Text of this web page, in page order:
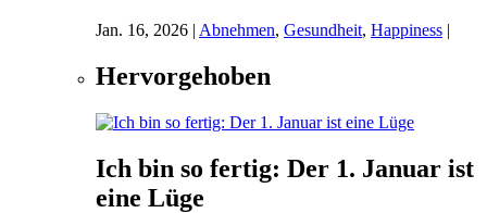
Jan. 16, 2026 | Abnehmen, Gesundheit, Happiness |
Hervorgehoben
Ich bin so fertig: Der 1. Januar ist
eine Lüge